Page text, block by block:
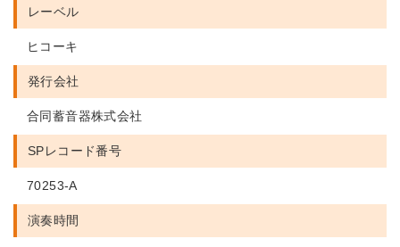
レーベル
ヒコーキ
発行会社
合同蓄音器株式会社
SPレコード番号
70253-A
演奏時間